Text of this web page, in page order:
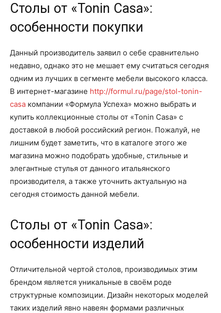
Столы от «Tonin Casa»:
особенности покупки
Данный производитель заявил о себе сравнительно
недавно, однако это не мешает ему считаться сегодня
одним из лучших в сегменте мебели высокого класса.
В интернет-магазине http://formul.ru/page/stol-tonin-
casa компании «Формула Успеха» можно выбрать и
купить коллекционные столы от «Tonin Casa» с
доставкой в любой российский регион. Пожалуй, не
лишним будет заметить, что в каталоге этого же
магазина можно подобрать удобные, стильные и
элегантные стулья от данного итальянского
производителя, а также уточнить актуальную на
сегодня стоимость данной мебели.
Столы от «Tonin Casa»:
особенности изделий
Отличительной чертой столов, производимых этим
брендом является уникальные в своём роде
структурные композиции. Дизайн некоторых моделей
таких изделий явно навеян формами различных